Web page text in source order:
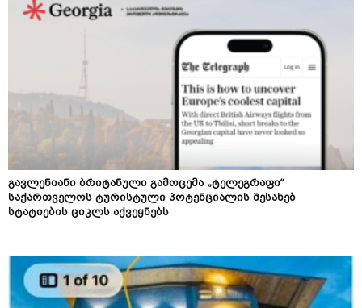
გავლენიანი ბრიტანული გამოცემა „ტელეგრაფი“
საქართველოს ტურისტული პოტენციალის შესახებ
სტატიების ციკლს აქვეყნებს